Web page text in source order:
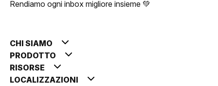
Rendiamo ogni inbox migliore insieme 💚
CHI SIAMO
PRODOTTO
RISORSE
LOCALIZZAZIONI